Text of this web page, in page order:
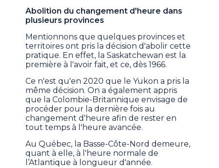
Abolition du changement d'heure dans
plusieurs provinces
Mentionnons que quelques provinces et
territoires ont pris la décision d'abolir cette
pratique. En effet, la Saskatchewan est la
première à l'avoir fait, et ce, dès 1966.
Ce n'est qu'en 2020 que le Yukon a pris la
même décision. On a également appris
que la Colombie-Britannique envisage de
procéder pour la dernière fois au
changement d'heure afin de rester en
tout temps à l'heure avancée.
Au Québec, la Basse-Côte-Nord demeure,
quant à elle, à l'heure normale de
l’Atlantique à longueur d'année.